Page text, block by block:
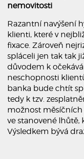
nemovitosti
Razantní navýšení
klienti, které v
fixace. Zároveň
spláceli jen tak tak
důvodem k
neschopnosti
banka bude chtít
tedy k tzv.
možnost měsíčních
ve stanovené lhůtě,
Výsledkem bývá